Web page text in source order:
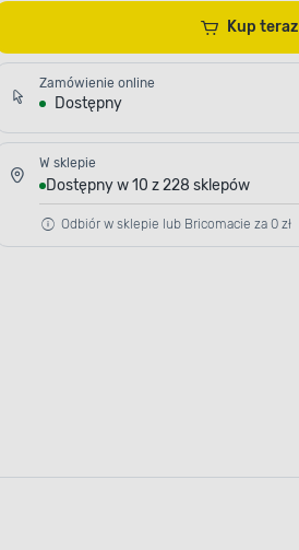
Kup teraz
Zamówienie online
Dostępny
W sklepie
Dostępny w 10 z 228 sklepów
Odbiór w sklepie lub Bricomacie za 0 zł